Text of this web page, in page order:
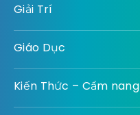
Giải Trí
Giáo Dục
Kiến Thức – Cẩm nang